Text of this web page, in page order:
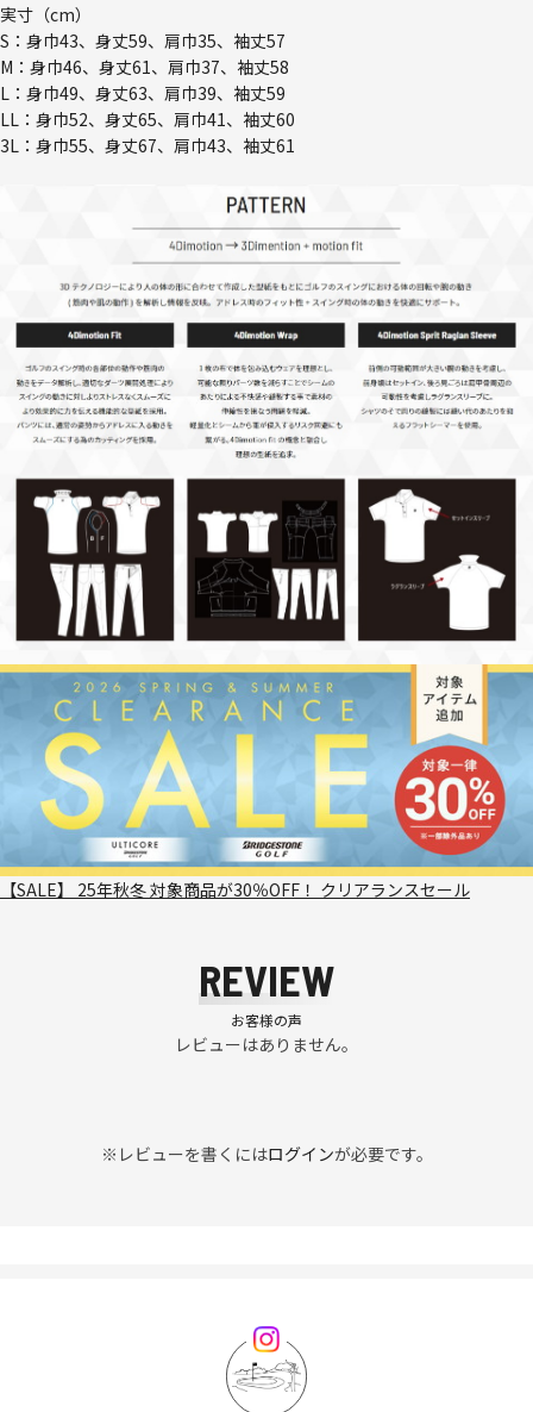
実寸（cm）
S：身巾43、身丈59、肩巾35、袖丈57
M：身巾46、身丈61、肩巾37、袖丈58
L：身巾49、身丈63、肩巾39、袖丈59
LL：身巾52、身丈65、肩巾41、袖丈60
3L：身巾55、身丈67、肩巾43、袖丈61
【SALE】 25年秋冬 対象商品が30％OFF！ クリアランスセール
REVIEW
お客様の声
レビューはありません。
※レビューを書くにはログインが必要です。